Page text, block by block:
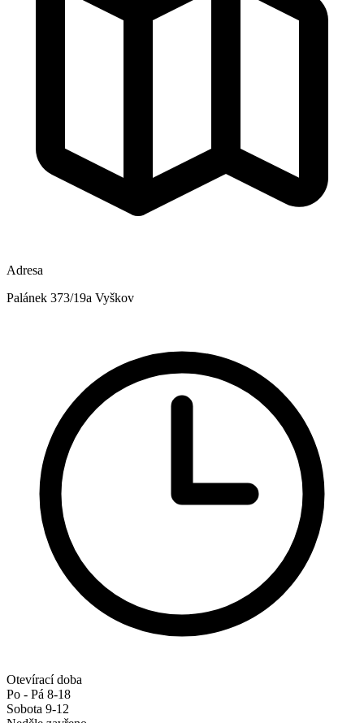
Adresa
Palánek 373/19a Vyškov
Otevírací doba
Po - Pá 8-18
Sobota 9-12